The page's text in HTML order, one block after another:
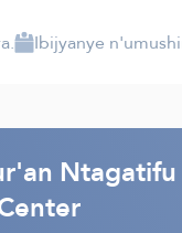
Ibijyanye